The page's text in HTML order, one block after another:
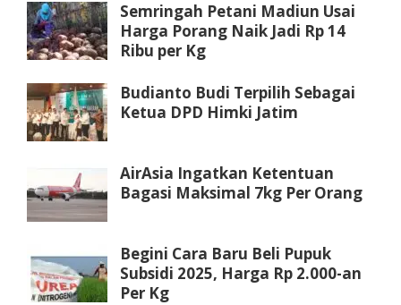
Semringah Petani Madiun Usai
Harga Porang Naik Jadi Rp 14
Ribu per Kg
Budianto Budi Terpilih Sebagai
Ketua DPD Himki Jatim
AirAsia Ingatkan Ketentuan
Bagasi Maksimal 7kg Per Orang
Begini Cara Baru Beli Pupuk
Subsidi 2025, Harga Rp 2.000-an
Per Kg